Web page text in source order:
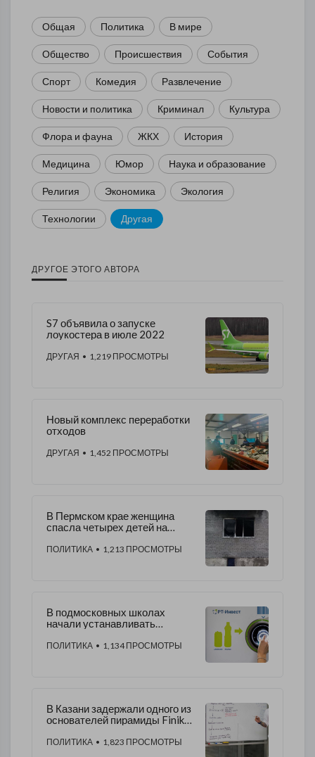
Общая Политика В мире
Общество Происшествия События
Спорт Комедия Развлечение
Новости и политика Криминал Культура
Флора и фауна ЖКХ История
Медицина Юмор Наука и образование
Религия Экономика Экология
Технологии Другая
ДРУГОЕ ЭТОГО АВТОРА
S7 объявила о запуске
лоукостера в июле 2022
ДРУГАЯ • 1,219 ПРОСМОТРЫ
Новый комплекс переработки
отходов
ДРУГАЯ • 1,452 ПРОСМОТРЫ
В Пермском крае женщина
спасла четырех детей на
ПОЛИТИКА • 1,213 ПРОСМОТРЫ
В подмосковных школах
начали устанавливать
вторсырья
ПОЛИТИКА • 1,134 ПРОСМОТРЫ
В Казани задержали одного из
основателей пирамиды Finiko
ПОЛИТИКА • 1,823 ПРОСМОТРЫ